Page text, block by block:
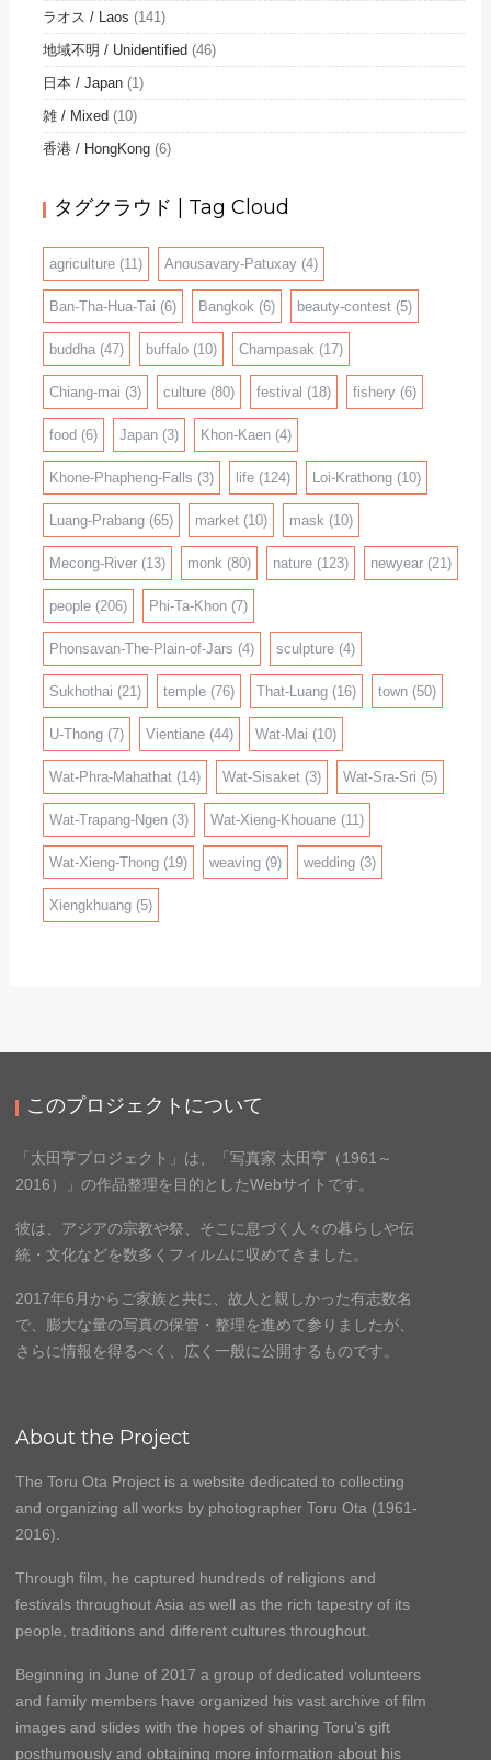
ラオス / Laos (141)
地域不明 / Unidentified (46)
日本 / Japan (1)
雑 / Mixed (10)
香港 / HongKong (6)
タグクラウド | Tag Cloud
agriculture (11) Anousavary-Patuxay (4)
Ban-Tha-Hua-Tai (6) Bangkok (6) beauty-contest (5)
buddha (47) buffalo (10) Champasak (17)
Chiang-mai (3) culture (80) festival (18) fishery (6)
food (6) Japan (3) Khon-Kaen (4)
Khone-Phapheng-Falls (3) life (124) Loi-Krathong (10)
Luang-Prabang (65) market (10) mask (10)
Mecong-River (13) monk (80) nature (123) newyear (21)
people (206) Phi-Ta-Khon (7)
Phonsavan-The-Plain-of-Jars (4) sculpture (4)
Sukhothai (21) temple (76) That-Luang (16) town (50)
U-Thong (7) Vientiane (44) Wat-Mai (10)
Wat-Phra-Mahathat (14) Wat-Sisaket (3) Wat-Sra-Sri (5)
Wat-Trapang-Ngen (3) Wat-Xieng-Khouane (11)
Wat-Xieng-Thong (19) weaving (9) wedding (3)
Xiengkhuang (5)
このプロジェクトについて
「太田亨プロジェクト」は、「写真家 太田亨（1961～
2016）」の作品整理を目的としたWebサイトです。
彼は、アジアの宗教や祭、そこに息づく人々の暮らしや伝
統・文化などを数多くフィルムに収めてきました。
2017年6月からご家族と共に、故人と親しかった有志数名
で、膨大な量の写真の保管・整理を進めて参りましたが、
さらに情報を得るべく、広く一般に公開するものです。
About the Project
The Toru Ota Project is a website dedicated to collecting
and organizing all works by photographer Toru Ota (1961-
2016).
Through film, he captured hundreds of religions and
festivals throughout Asia as well as the rich tapestry of its
people, traditions and different cultures throughout.
Beginning in June of 2017 a group of dedicated volunteers
and family members have organized his vast archive of film
images and slides with the hopes of sharing Toru’s gift
posthumously and obtaining more information about his